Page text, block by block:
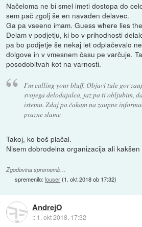
Načeloma ne bi smel imeti dostopa do
sem pač zgolj še en navaden delavec.
Ga pa vseeno imam. Guess where lies
Delam v podjetju, ki bo v prihodnosti
pa bo podjetje še nekaj let odplačevalo
dolgove in v vmesnem času pe varčuje.
posodobitvah kot na varnosti.
I'm calling your bluff. Objavi tule gor
svojega delodajalca, jaz pa ti obljubim,
istemu. Zdaj pa čakam na zaupne
prazne slame
Takoj, ko boš plačal.
Nisem dobrodelna organizacija ali
Zgodovina sprememb…
spremenilo:louser(1. okt 2018 ob 17:32)
AndrejO
:: 1. okt 2018, 17:32